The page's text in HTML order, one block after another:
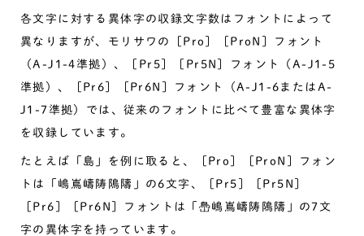
各文字に対する異体字の収録文字数はフォントによって
異なりますが、モリサワの［Pro］［ProN］フォント
（A-J1-4準拠）、［Pr5］［Pr5N］フォント（A-J1-5
準拠）、［Pr6］［Pr6N］フォント（A-J1-6またはA-
J1-7準拠）では、従来のフォントに比べて豊富な異体字
を収録しています。
たとえば「島」を例に取ると、［Pro］［ProN］フォン
トは「嶋嶌嶹陦隝隯」の6文字、［Pr5］［Pr5N］
［Pr6］［Pr6N］フォントは「㠀嶋嶌嶹陦隝隯」の7文
字の異体字を持っています。